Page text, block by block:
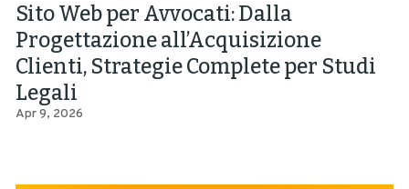
Sito Web per Avvocati: Dalla
Progettazione all’Acquisizione
Clienti, Strategie Complete per Studi
Legali
Apr 9, 2026